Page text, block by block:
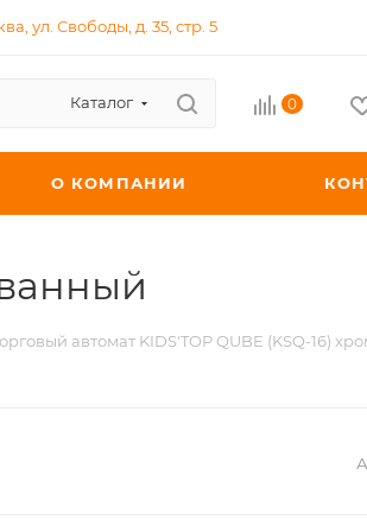
ул. Свободы, д. 35, стр. 5
Каталог 0
О КОМПАНИИ
автомат KIDS'TOP QUBE (KSQ-16)